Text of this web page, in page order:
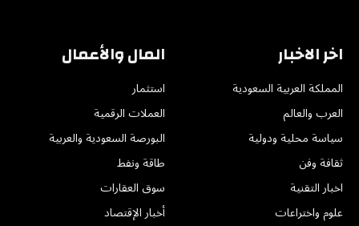
اخر الاخبار
المملكة العربية السعودية
العرب والعالم
سياسة محلية ودولية
ثقافة وفن
اخبار التقنية
علوم واختراعات
المال والأعمال
استثمار
العملات الرقمية
البورصة السعودية والعربية
طاقة ونفط
سوق العقارات
أخبار الإقتصاد